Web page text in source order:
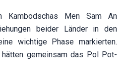
Kambodschas Men Sam An
beider Länder in den
wichtige Phase markierten.
gemeinsam das Pol Pot-